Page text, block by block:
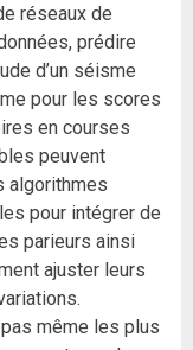
réseaux de
prédire
d’un séisme
pour les scores
en courses
peuvent
algorithmes
pour intégrer de
parieurs ainsi
ajuster leurs
même les plus